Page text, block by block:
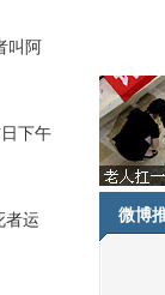
叫阿
下午
者运
微博